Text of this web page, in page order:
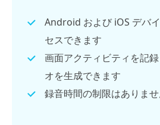
Android および iOS デバ
セスできます
画面アクティビティを記
オを生成できます
録音時間の制限はありま